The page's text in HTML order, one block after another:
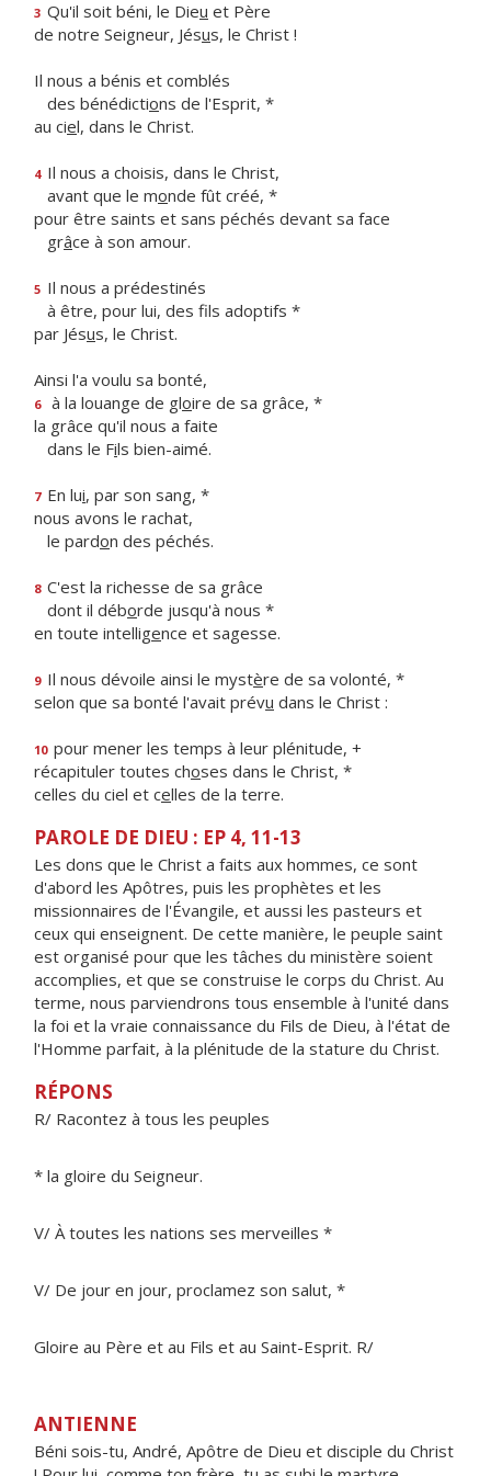
3 Qu'il soit béni, le Dieu et Père
de notre Seigneur, Jésus, le Christ !
Il nous a bénis et comblés
des bénédictions de l'Esprit, *
au ciel, dans le Christ.
4 Il nous a choisis, dans le Christ,
avant que le monde fût créé, *
pour être saints et sans péchés devant sa face
grâce à son amour.
5 Il nous a prédestinés
à être, pour lui, des fls adoptifs *
par Jésus, le Christ.
Ainsi l'a voulu sa bonté,
6 à la louange de gloire de sa grâce, *
la grâce qu'il nous a faite
dans le Fils bien-aimé.
7 En lui, par son sang, *
nous avons le rachat,
le pardon des péchés.
8 C'est la richesse de sa grâce
dont il déborde jusqu'à nous *
en toute intelligence et sagesse.
9 Il nous dévoile ainsi le mystère de sa volonté, *
selon que sa bonté l'avait prévu dans le Christ :
10 pour mener les temps à leur plénitude, +
récapituler toutes choses dans le Christ, *
celles du ciel et celles de la terre.
PAROLE DE DIEU : EP 4, 11-13
Les dons que le Christ a faits aux hommes, ce sont
d'abord les Apôtres, puis les prophètes et les
missionnaires de l'Évangile, et aussi les pasteurs et
ceux qui enseignent. De cette manière, le peuple saint
est organisé pour que les tâches du ministère soient
accomplies, et que se construise le corps du Christ. Au
terme, nous parviendrons tous ensemble à l'unité dans
la foi et la vraie connaissance du Fils de Dieu, à l'état de
l'Homme parfait, à la plénitude de la stature du Christ.
RÉPONS
R/ Racontez à tous les peuples
* la gloire du Seigneur.
V/ À toutes les nations ses merveilles *
V/ De jour en jour, proclamez son salut, *
Gloire au Père et au Fils et au Saint-Esprit. R/
ANTIENNE
Béni sois-tu, André, Apôtre de Dieu et disciple du Christ